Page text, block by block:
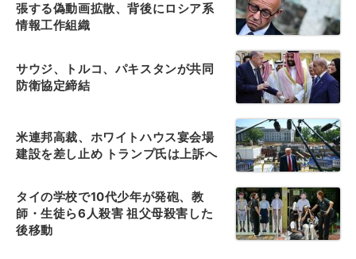
張する偽動画拡散、背後にロシア系
情報工作組織
サウジ、トルコ、パキスタンが共同
防衛協定締結
米連邦高裁、ホワイトハウス宴会場
建設を差し止め トランプ氏は上訴へ
タイの学校で10代少年が発砲、教
師・生徒ら6人殺害 祖父母殺害した
後移動